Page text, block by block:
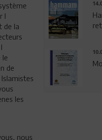
l
de la
le
de
les
nous